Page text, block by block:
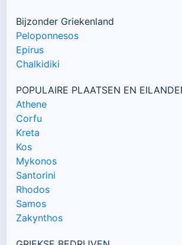
Bijzonder Griekenland
Peloponnesos
Epirus
Chalkidiki
POPULAIRE PLAATSEN EN
Athene
Corfu
Kreta
Kos
Mykonos
Santorini
Rhodos
Samos
Zakynthos